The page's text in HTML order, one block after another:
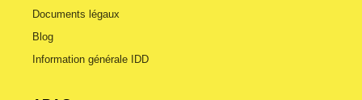
Documents légaux
Blog
Information générale IDD